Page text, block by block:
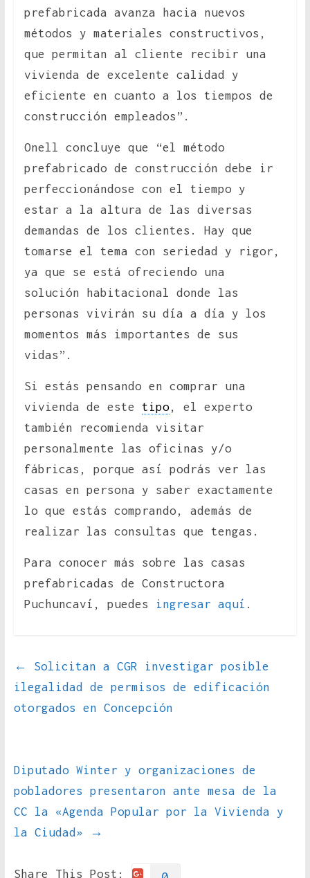
prefabricada avanza hacia nuevos
métodos y materiales constructivos,
que permitan al cliente recibir una
vivienda de excelente calidad y
eficiente en cuanto a los tiempos de
construcción empleados”.
Onell concluye que “el método
prefabricado de construcción debe ir
perfeccionándose con el tiempo y
estar a la altura de las diversas
demandas de los clientes. Hay que
tomarse el tema con seriedad y rigor,
ya que se está ofreciendo una
solución habitacional donde las
personas vivirán su día a día y los
momentos más importantes de sus
vidas”.
Si estás pensando en comprar una
vivienda de este tipo, el experto
también recomienda visitar
personalmente las oficinas y/o
fábricas, porque así podrás ver las
casas en persona y saber exactamente
lo que estás comprando, además de
realizar las consultas que tengas.
Para conocer más sobre las casas
prefabricadas de Constructora
Puchuncaví, puedes
ingresar aquí .
←
Solicitan a CGR investigar posible
ilegalidad de permisos de edificación
otorgados en Concepción
Diputado Winter y organizaciones de
pobladores presentaron ante mesa de la
CC la «Agenda Popular por la Vivienda y
la Ciudad»
→
Share This Post: